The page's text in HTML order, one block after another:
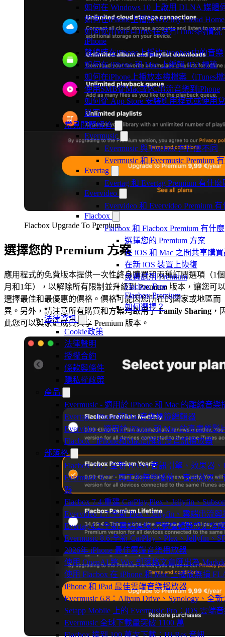
如何在 Windows 10 上啟用 DLNA 媒體
如何在iPhone上播放WD My Cloud
如何使用WiFi-Drive在沒有iTunes的情
iPhone
離線時在iPhone上播放Dropbox中的音樂
如何在 iPhone 和 Mac 上編輯 ID3 標籤
如何在iPhone上播放本機檔案（iTunes
使用SMB從Mac或PC串流音樂到iPhone
如何從 App Store 安裝應用程式或使用
購買
常見問題解答
Evermusic
Evermusic 與 Flacbox 有什麼不同
Evermusic 和 Evermusic Premium
Evertag
Evertag 和 Evertag Premium 有什
Evervideo
Evervideo 和 Evervideo Premium
Flacbox
Flacbox 和 Flacbox Premium 有什
選擇您的 Premium 方案
在 iOS 和 Mac 之間共享購
在新 iOS 裝置上恢復
免費試用 Premium
Flacbox Free
Flacbox Premium
如何選擇？
法律資訊
Cookie政策
法律聲明
授權合約
條款與條件
隱私權政策
產品
Evermusic - 適用於 iPhone 和 Mac 的離線音樂
Evertag - iPhone和Mac音樂標籤編輯器
Evervideo - 適用於 iPhone 和 Mac 的高畫質影
Flacbox - iPhone和Mac高解析度音訊播放器
部落格
Flacbox 7.6：全新 BASS 音訊引擎、效果器
Evermusic 8.7：真正的無縫播放、音訊效果
器
Flacbox 7.4:重建 CarPlay,Plex、Jellyfin、
Evervideo 1.7:全新 Plex、Jellyfin、雲端串流
Evertag 4.2:全新雲端連線,標籤編輯器設定詳解
Evermusic 8.6:全新 CarPlay、Plex、Jellyfin、
2026年 iPhone 最佳雲端音樂播放器
使用 OpenAI 將 Wix 部落格文章匯出為
使用 Flacbox 在 iPhone 和 Mac 上播放無損
iPhone 和 iPad 最佳雲端音樂播放器
Evermusic 6.8：Aliyun Drive、Synology、全
Setapp Mobile 上的 Evermusic Pro：iOS 雲端
Evermusic 全球下載量突破 1100 萬
Flacbox 達到 100 萬次下載：Hi-Res 音訊
Flacbox Upgrade To Premium
選擇您的 Premium 方案
應用程式的免費版本提供一次性終身購買和兩種訂閱選項（1個
月和1年），以解除所有限制並升級到 Premium 版本，讓您可以
選擇最佳和最優惠的價格。價格可能因您所在的國家或地區而
異。另外，請注意所有購買和方案均啟用了Family Sharing ，
此您可以與家庭成員共享 Premium 版本。